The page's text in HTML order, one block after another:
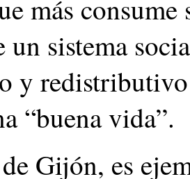
más consume
un sistema
y
“buena vida”.
Gijón, es